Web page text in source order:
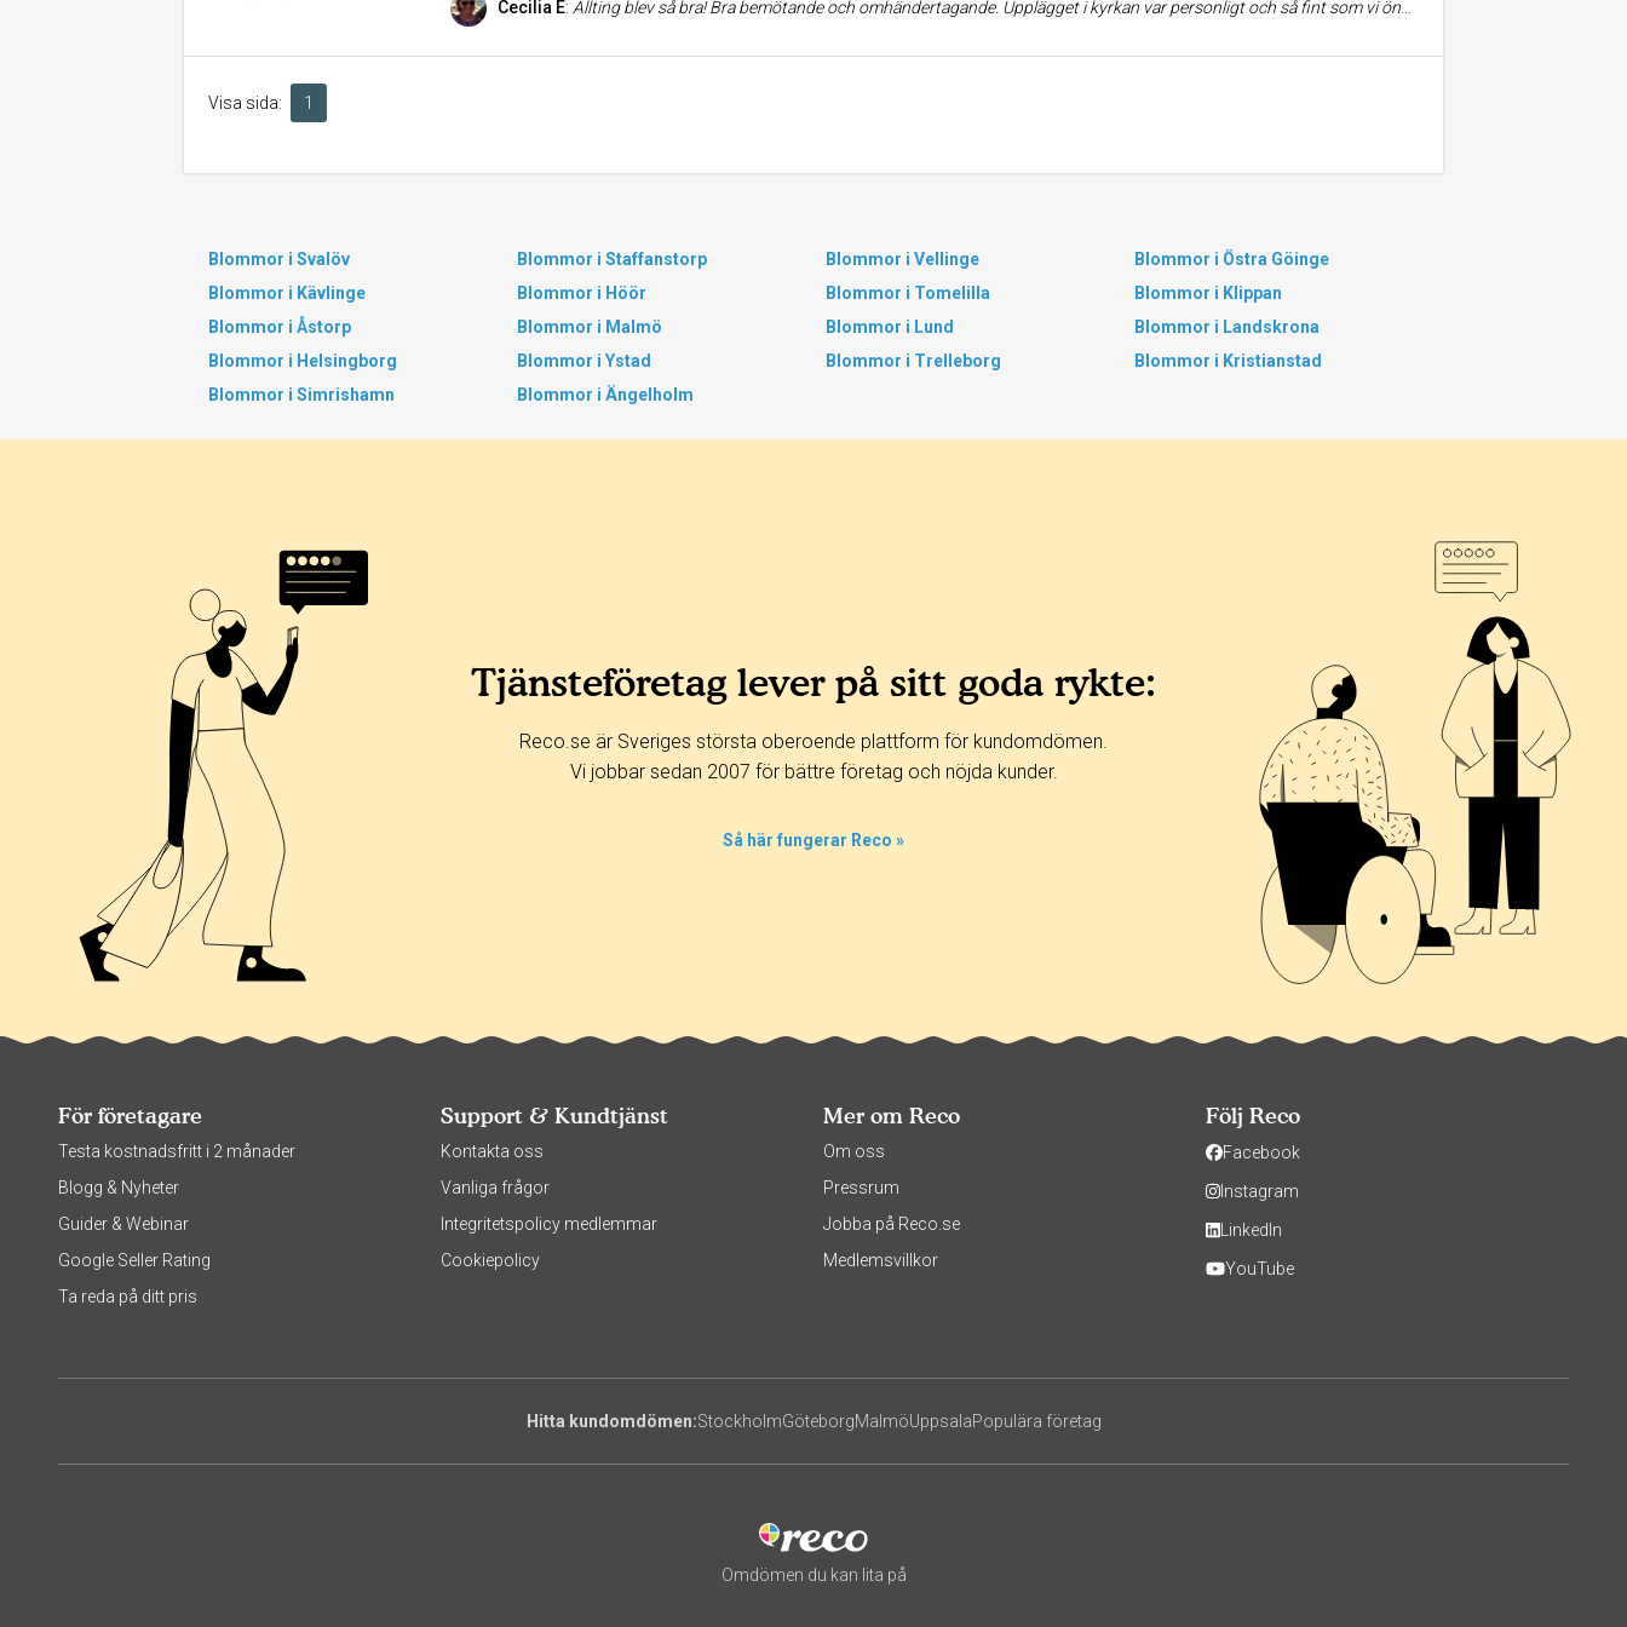
Cecilia E: Allting blev så bra! Bra bemötande och omhändertagande. Upplägget i kyrkan var personligt och så fint som vi önskade. Även allt i församlingshemmet fungerade utmärkt.
Visa sida: 1
Blommor i Svalöv Blommor i Staffanstorp Blommor i Vellinge
Blommor i Östra Göinge
Blommor i Kävlinge
Blommor i Höör Blommor i Tomelilla
Blommor i Klippan
Blommor i Åstorp
Blommor i Malmö Blommor i Lund
Blommor i Landskrona
Blommor i Helsingborg
Blommor i Ystad Blommor i Trelleborg
Blommor i Kristianstad
Blommor i Simrishamn
Blommor i Ängelholm
Tjänsteföretag lever på sitt goda rykte:
Reco.se är Sveriges största oberoende plattform för kundomdömen.
Vi jobbar sedan 2007 för bättre företag och nöjda kunder.
Så här fungerar Reco »
För företagare
Testa kostnadsfritt i 2 månader
Blogg & Nyheter
Guider & Webinar
Google Seller Rating
Ta reda på ditt pris
Support & Kundtjänst
Kontakta oss
Vanliga frågor
Integritetspolicy medlemmar
Cookiepolicy
Mer om Reco
Om oss
Pressrum
Jobba på Reco.se
Medlemsvillkor
Följ Reco
Facebook
Instagram
LinkedIn
YouTube
Hitta kundomdömen:StockholmGöteborgMalmöUppsalaPopulära företag
Omdömen du kan lita på